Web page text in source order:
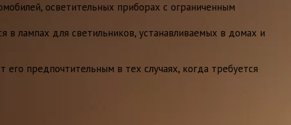
осветительных приборах с ограниченным
в лампах для светильников, устанавливаемых в домах и
предпочтительным в тех случаях, когда требуется